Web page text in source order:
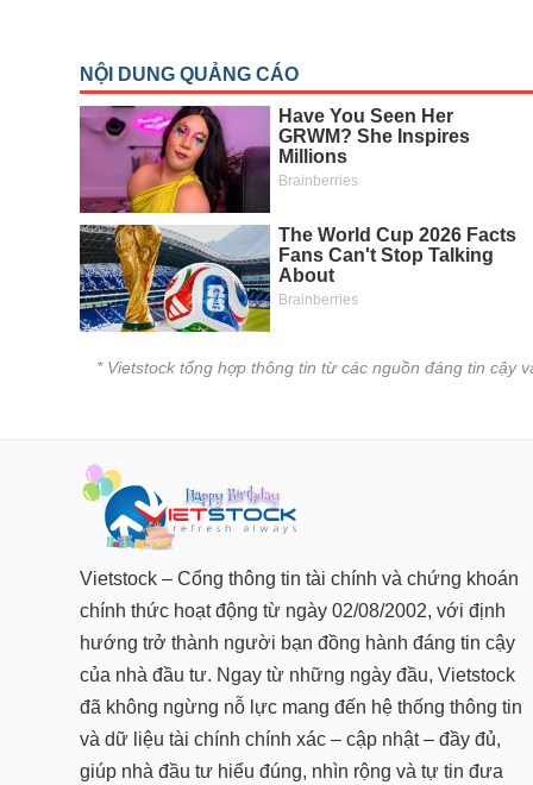
* Vietstock tổng hợp thông tin từ các nguồn đáng tin cậy
Vietstock – Cổng thông tin tài chính và chứng khoán
chính thức hoạt động từ ngày 02/08/2002, với định
hướng trở thành người bạn đồng hành đáng tin cậy
của nhà đầu tư. Ngay từ những ngày đầu, Vietstock
đã không ngừng nỗ lực mang đến hệ thống thông tin
và dữ liệu tài chính chính xác – cập nhật – đầy đủ,
giúp nhà đầu tư hiểu đúng, nhìn rộng và tự tin đưa